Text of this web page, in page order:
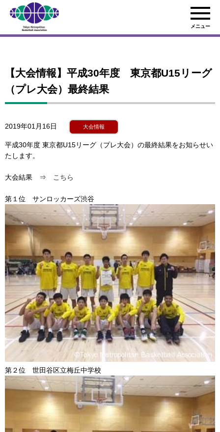
メニュー
【大会情報】平成30年度 東京都U15リーグ
（プレ大会）最終結果
2019年01月16日 大会情報
平成30年度 東京都U15リーグ（プレ大会）の最終結果をお知らせい
たします。
大会結果 ⇒ こちら
第１位 サンロッカーズ渋谷
第２位 世田谷区立梅丘中学校